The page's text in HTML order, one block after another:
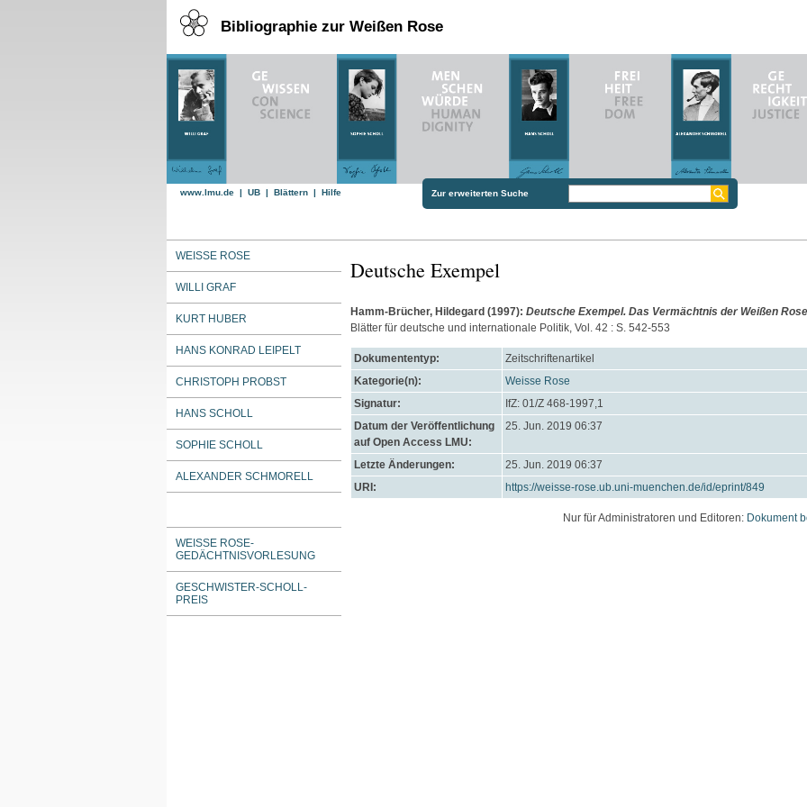
Bibliographie zur Weißen Rose
www.lmu.de| UB| Blättern| Hilfe Zur erweiterten Suche
WEISSE ROSE
WILLI GRAF
KURT HUBER
HANS KONRAD LEIPELT
CHRISTOPH PROBST
HANS SCHOLL
SOPHIE SCHOLL
ALEXANDER SCHMORELL
WEISSE ROSE-G
EDÄCHTNISVORLESUNG
GESCHWISTER-SCHOLL-
PREIS
Deutsche Exempel
Hamm-Brücher, Hildegard (1997): Deutsche Exempel. Das Vermächtnis der Weißen
Blätter für deutsche und internationale Politik, Vol. 42 : S. 542-553
Dokumententyp:
Zeitschriftenartikel
Kategorie(n):
Weisse Rose
Signatur:
IfZ: 01/Z 468-1997,1
Datum der Veröffentlichung
auf Open Access LMU:
25. Jun. 2019 06:37
Letzte Änderungen:
25. Jun. 2019 06:37
URI:
https://weisse-rose.ub.uni-muenchen.de/id/eprint/849
Nur für Administratoren und Editoren: Dokument